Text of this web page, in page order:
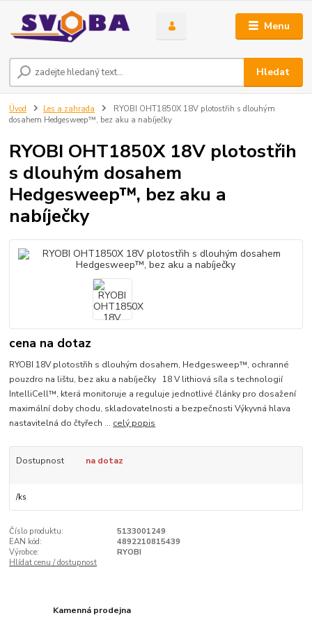
Menu
Hledat
Úvod Les a zahrada
RYOBI OHT1850X 18V plotostřih s dlouhým
dosahem Hedgesweep™, bez aku a nabíječky
RYOBI OHT1850X 18V plotostřih
s dlouhým dosahem
Hedgesweep™, bez aku a
nabíječky
cena na dotaz
RYOBI 18V plotostřih s dlouhým dosahem, Hedgesweep™, ochranné
pouzdro na lištu, bez aku a nabíječky 18 V lithiová síla s technologií
IntelliCell™, která monitoruje a reguluje jednotlivé články pro dosažení
maximální doby chodu, skladovatelnosti a bezpečnosti Výkyvná hlava
nastavitelná do čtyřech ... celý popis
Dostupnost na dotaz
/ks
Číslo produktu:
5133001249
EAN kód:
4892210815439
Výrobce:
RYOBI
Hlídat cenu / dostupnost
Kamenná prodejna